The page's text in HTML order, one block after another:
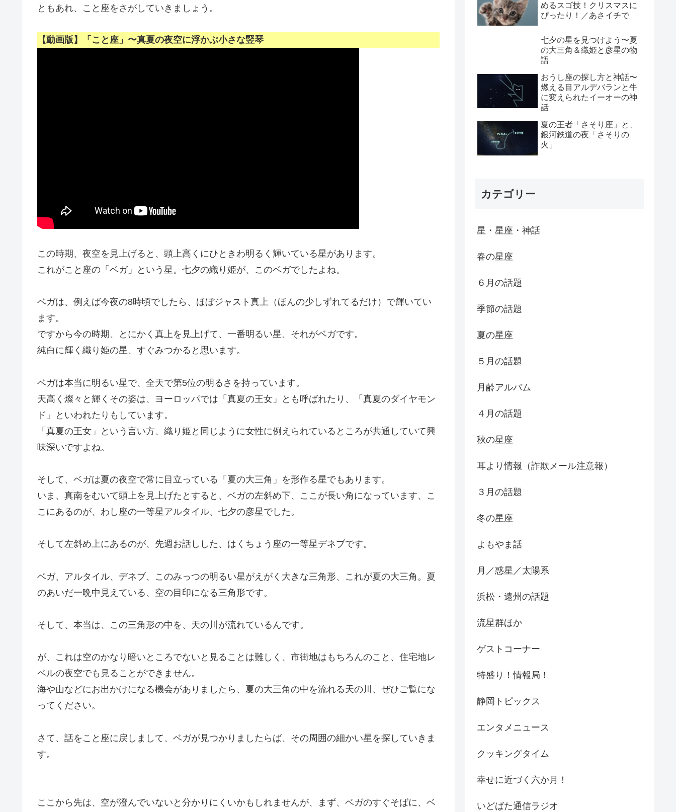
ともあれ、こと座をさがしていきましょう。
【動画版】「こと座」〜真夏の夜空に浮かぶ小さな竪琴
この時期、夜空を見上げると、頭上高くにひときわ明るく輝いている星があります。
これがこと座の「ベガ」という星。七夕の織り姫が、このベガでしたよね。
ベガは、例えば今夜の8時頃でしたら、ほぼジャスト真上（ほんの少しずれてるだけ）で輝いてい
ます。
ですから今の時期、とにかく真上を見上げて、一番明るい星、それがベガです。
純白に輝く織り姫の星、すぐみつかると思います。
ベガは本当に明るい星で、全天で第5位の明るさを持っています。
天高く燦々と輝くその姿は、ヨーロッパでは「真夏の王女」とも呼ばれたり、「真夏のダイヤモン
ド」といわれたりもしています。
「真夏の王女」という言い方、織り姫と同じように女性に例えられているところが共通していて興
味深いですよね。
そして、ベガは夏の夜空で常に目立っている「夏の大三角」を形作る星でもあります。
いま、真南をむいて頭上を見上げたとすると、ベガの左斜め下、ここが長い角になっています、こ
こにあるのが、わし座の一等星アルタイル、七夕の彦星でした。
そして左斜め上にあるのが、先週お話しした、はくちょう座の一等星デネブです。
ベガ、アルタイル、デネブ、このみっつの明るい星がえがく大きな三角形、これが夏の大三角。夏
のあいだ一晩中見えている、空の目印になる三角形です。
そして、本当は、この三角形の中を、天の川が流れているんです。
が、これは空のかなり暗いところでないと見ることは難しく、市街地はもちろんのこと、住宅地レ
ベルの夜空でも見ることができません。
海や山などにお出かけになる機会がありましたら、夏の大三角の中を流れる天の川、ぜひご覧にな
ってください。
さて、話をこと座に戻しまして、ベガが見つかりましたらば、その周囲の細かい星を探していきま
す。
ここから先は、空が澄んでいないと分かりにくいかもしれませんが、まず、ベガのすぐそばに、ベ
めるスゴ技！クリスマスに
ぴったり！／あさイチで
七夕の星を見つけよう〜夏
の大三角＆織姫と彦星の物
語
おうし座の探し方と神話〜
燃える目アルデバランと牛
に変えられたイーオーの神
話
夏の王者「さそり座」と、
銀河鉄道の夜「さそりの
火」
カテゴリー
星・星座・神話
春の星座
６月の話題
季節の話題
夏の星座
５月の話題
月齢アルバム
４月の話題
秋の星座
耳より情報（詐欺メール注意報）
３月の話題
冬の星座
よもやま話
月／惑星／太陽系
浜松・遠州の話題
流星群ほか
ゲストコーナー
特盛り！情報局！
静岡トピックス
エンタメニュース
クッキングタイム
幸せに近づく六か月！
いどばた通信ラジオ